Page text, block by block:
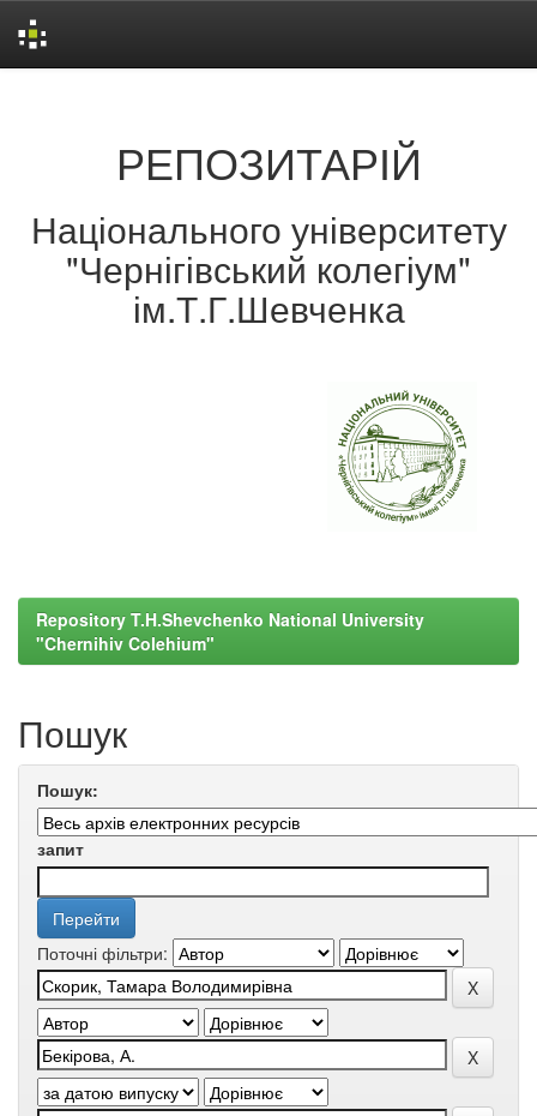
РЕПОЗИТАРІЙ
Національного університету
"Чернігівський колегіум"
ім.Т.Г.Шевченка
Repository T.H.Shevchenko National University
"Chernihiv Colehium"
Пошук
Пошук:
запит
Поточні фільтри: